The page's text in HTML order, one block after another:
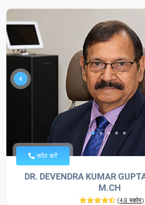
कॉल करें
DR. DEVENDRA KUMAR
M.CH
(4.8 स्कोर)